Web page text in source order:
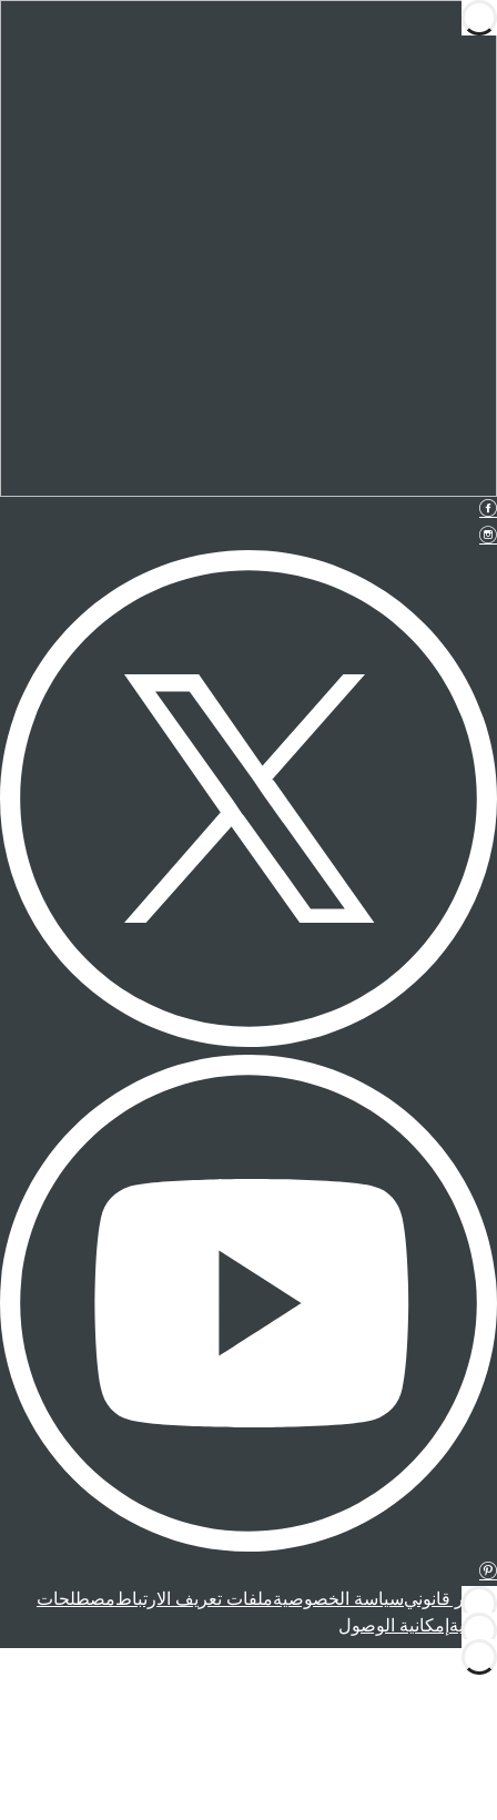
إشعار قانونيسياسة الخصوصيةملفات تعريف الارتباطمصطلحات
قانونية إمكانية الوصول